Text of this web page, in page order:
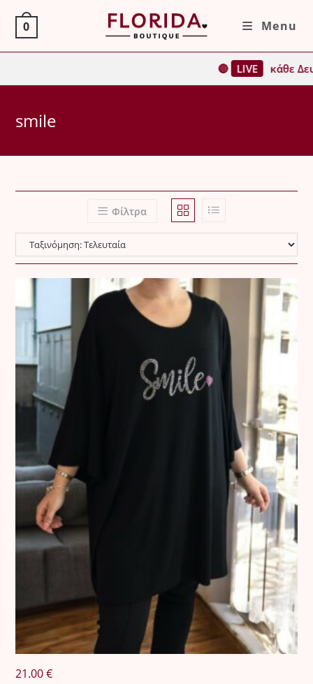
content
0 Menu
🔴 LIVE κάθε
smile
Φίλτρα
21.00€